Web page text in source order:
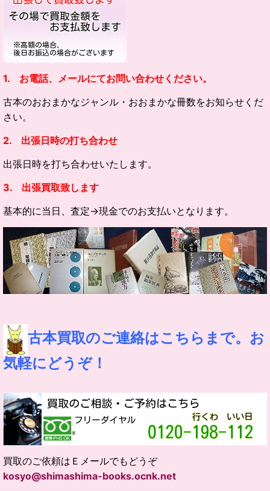
1. お電話、メールにてお問い合わせください。
古本のおおまかなジャンル・ おおまかな冊数をお知らせくだ
さい。
2. 出張日時の打ち合わせ
出張日時を打ち合わせいたします。
3. 出張買取致します
基本的に当日、査定→現金でのお支払いとなります。
古本買取のご連絡はこちらまで。お
気軽にどうぞ！
買取のご依頼はＥメールでもどうぞ
kosyo@shimashima-books.ocnk.net